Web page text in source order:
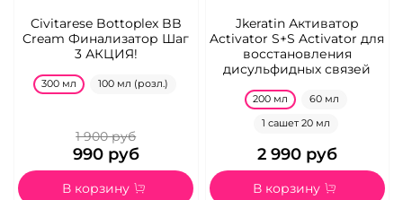
Civitarese Bottoplex BB
Cream Финализатор Шаг
3 АКЦИЯ!
300 мл 100 мл (розл.)
1 900 руб
990 руб
В корзину
Jkeratin Активатор
Activator S+S Activator для
восстановления
дисульфидных связей
200 мл 60 мл
1 сашет 20 мл
2 990 руб
В корзину